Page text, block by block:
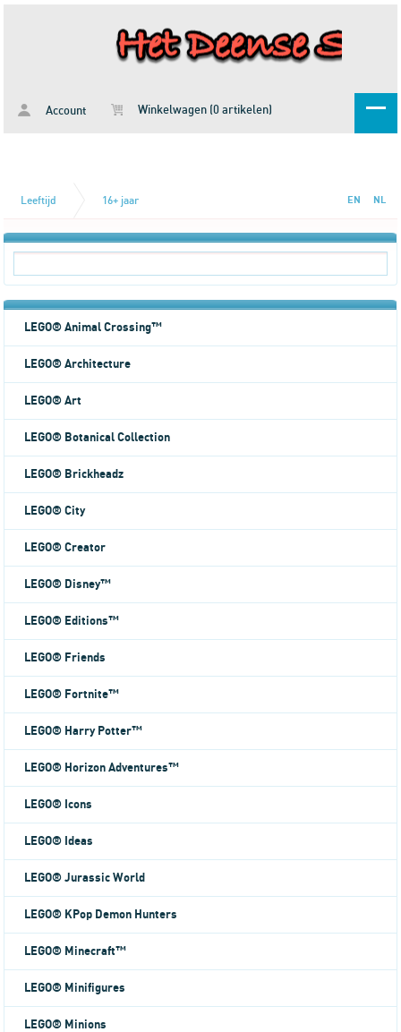
Account Winkelwagen (0 artikelen)
Leeftijd 16+ jaar EN NL
LEGO® Animal Crossing™
LEGO® Architecture
LEGO® Art
LEGO® Botanical Collection
LEGO® Brickheadz
LEGO® City
LEGO® Creator
LEGO® Disney™
LEGO® Editions™
LEGO® Friends
LEGO® Fortnite™
LEGO® Harry Potter™
LEGO® Horizon Adventures™
LEGO® Icons
LEGO® Ideas
LEGO® Jurassic World
LEGO® KPop Demon Hunters
LEGO® Minecraft™
LEGO® Minifigures
LEGO® Minions